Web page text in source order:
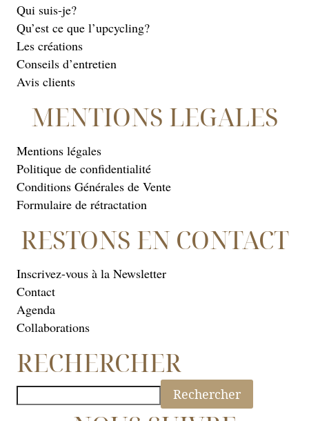
Qui suis-je?
Qu’est ce que l’upcycling?
Les créations
Conseils d’entretien
Avis clients
MENTIONS LEGALES
Mentions légales
Politique de confidentialité
Conditions Générales de Vente
Formulaire de rétractation
RESTONS EN CONTACT
Inscrivez-vous à la Newsletter
Contact
Agenda
Collaborations
RECHERCHER
Rechercher